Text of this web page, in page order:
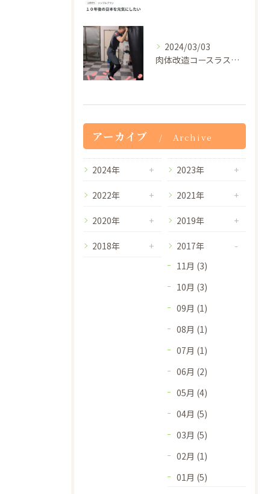
2024/03/03
肉体改造コースラストの膝蹴り100発！
アーカイブ Archive
2024年 2023年
2022年 2021年
2020年 2019年
2018年
2017年
11月 (3)
10月 (3)
09月 (1)
08月 (1)
07月 (1)
06月 (2)
05月 (4)
04月 (5)
03月 (5)
02月 (1)
01月 (5)